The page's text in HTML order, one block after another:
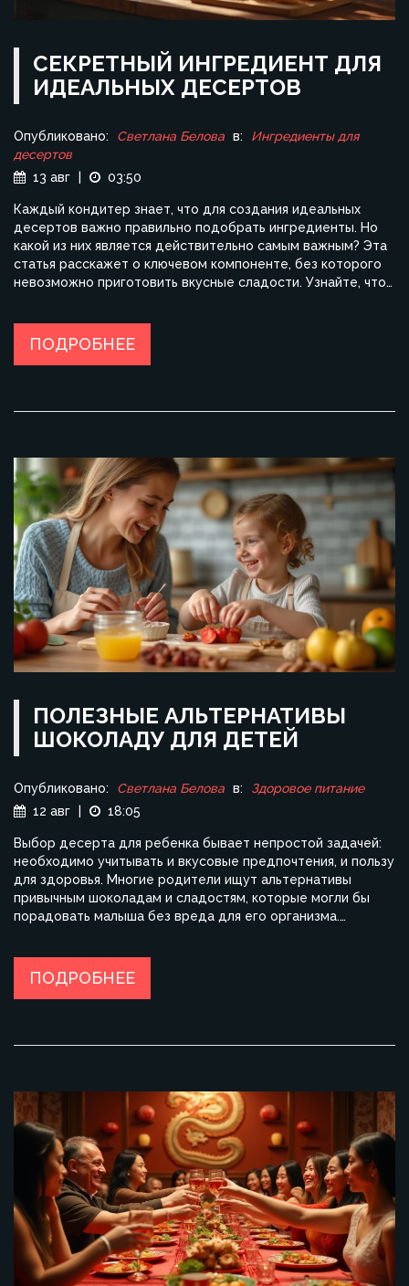
СЕКРЕТНЫЙ ИНГРЕДИЕНТ ДЛЯ
ИДЕАЛЬНЫХ ДЕСЕРТОВ
Опубликовано: Светлана Белова в:
Ингредиенты для
десертов
13 авг | 03:50
Каждый кондитер знает, что для создания идеальных
десертов важно правильно подобрать ингредиенты. Но
какой из них является действительно самым важным? Эта
статья расскажет о ключевом компоненте, без которого
невозможно приготовить вкусные сладости. Узнайте, что
ПОДРОБНЕЕ
ПОЛЕЗНЫЕ АЛЬТЕРНАТИВЫ
ШОКОЛАДУ ДЛЯ ДЕТЕЙ
Опубликовано: Светлана Белова в:
Здоровое питание
12 авг
18:05
Выбор десерта для ребенка бывает непростой задачей:
необходимо учитывать и вкусовые предпочтения, и пользу
для здоровья. Многие родители ищут альтернативы
привычным шоколадам и сладостям, которые могли бы
порадовать малыша без вреда для его организма.
праздник. Узнайте, как приготовить вкусные и полезные
сладости, которые ваш ребенок полюбит с первого укуса.
ПОДРОБНЕЕ